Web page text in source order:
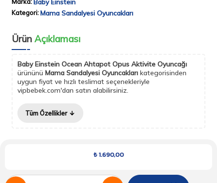
Marka:Baby Einstein
Kategori:Mama Sandalyesi Oyuncakları
Ürün Açıklaması
Baby Einstein Ocean Ahtapot Opus Aktivite Oyuncağı
ürününü Mama Sandalyesi Oyuncakları kategorisinden
uygun fiyat ve hızlı teslimat seçenekleriyle
vipbebek.com'dan satın alabilirsiniz.
Tüm Özellikler
₺1.690,00